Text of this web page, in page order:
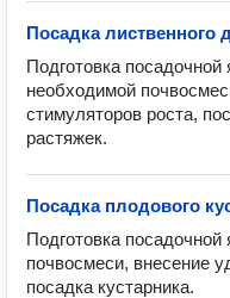
Посадка лиственного
Подготовка
необходимой
стимуляторов роста,
растяжек.
Посадка плодового
Подготовка
почвосмеси, внесение
посадка кустарника.